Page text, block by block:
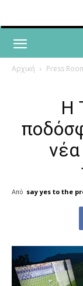
Αρχική Press
Η
Από say yes to the